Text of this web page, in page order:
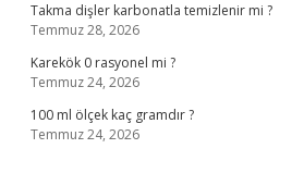
Takma dişler karbonatla temizlenir mi ?
Temmuz 28, 2026
Karekök 0 rasyonel mi ?
Temmuz 24, 2026
100 ml ölçek kaç gramdır ?
Temmuz 24, 2026